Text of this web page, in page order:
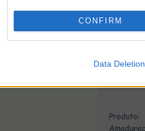
CONFIRM
Data Deletion